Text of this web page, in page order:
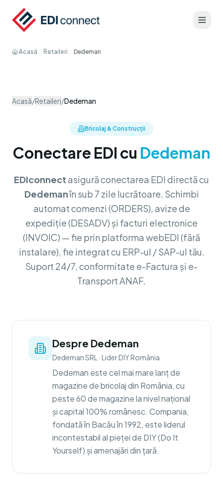
Acasă Retaileri Dedeman
Acasă/Retaileri/Dedeman
Bricolaj & Construcții
Conectare EDI cu Dedeman
EDIconnectasigură conectarea EDI directă cu
Dedemanîn sub 7 zile lucrătoare. Schimbi
automat comenzi (ORDERS), avize de
expediție (DESADV) și facturi electronice
(INVOIC) — fie prin platforma webEDI (fără
instalare), fie integrat cu ERP-ul / SAP-ul tău.
Suport 24/7, conformitate e-Factura și e-
Transport ANAF.
Despre Dedeman
Dedeman SRL ·Lider DIY România
Dedeman este cel mai mare lanț de
magazine de bricolaj din România, cu
peste 60 de magazine la nivel național
și capital 100% românesc. Compania,
fondată în Bacău în 1992, este liderul
incontestabil al pieței de DIY (Do It
Yourself) și amenajări din țară.